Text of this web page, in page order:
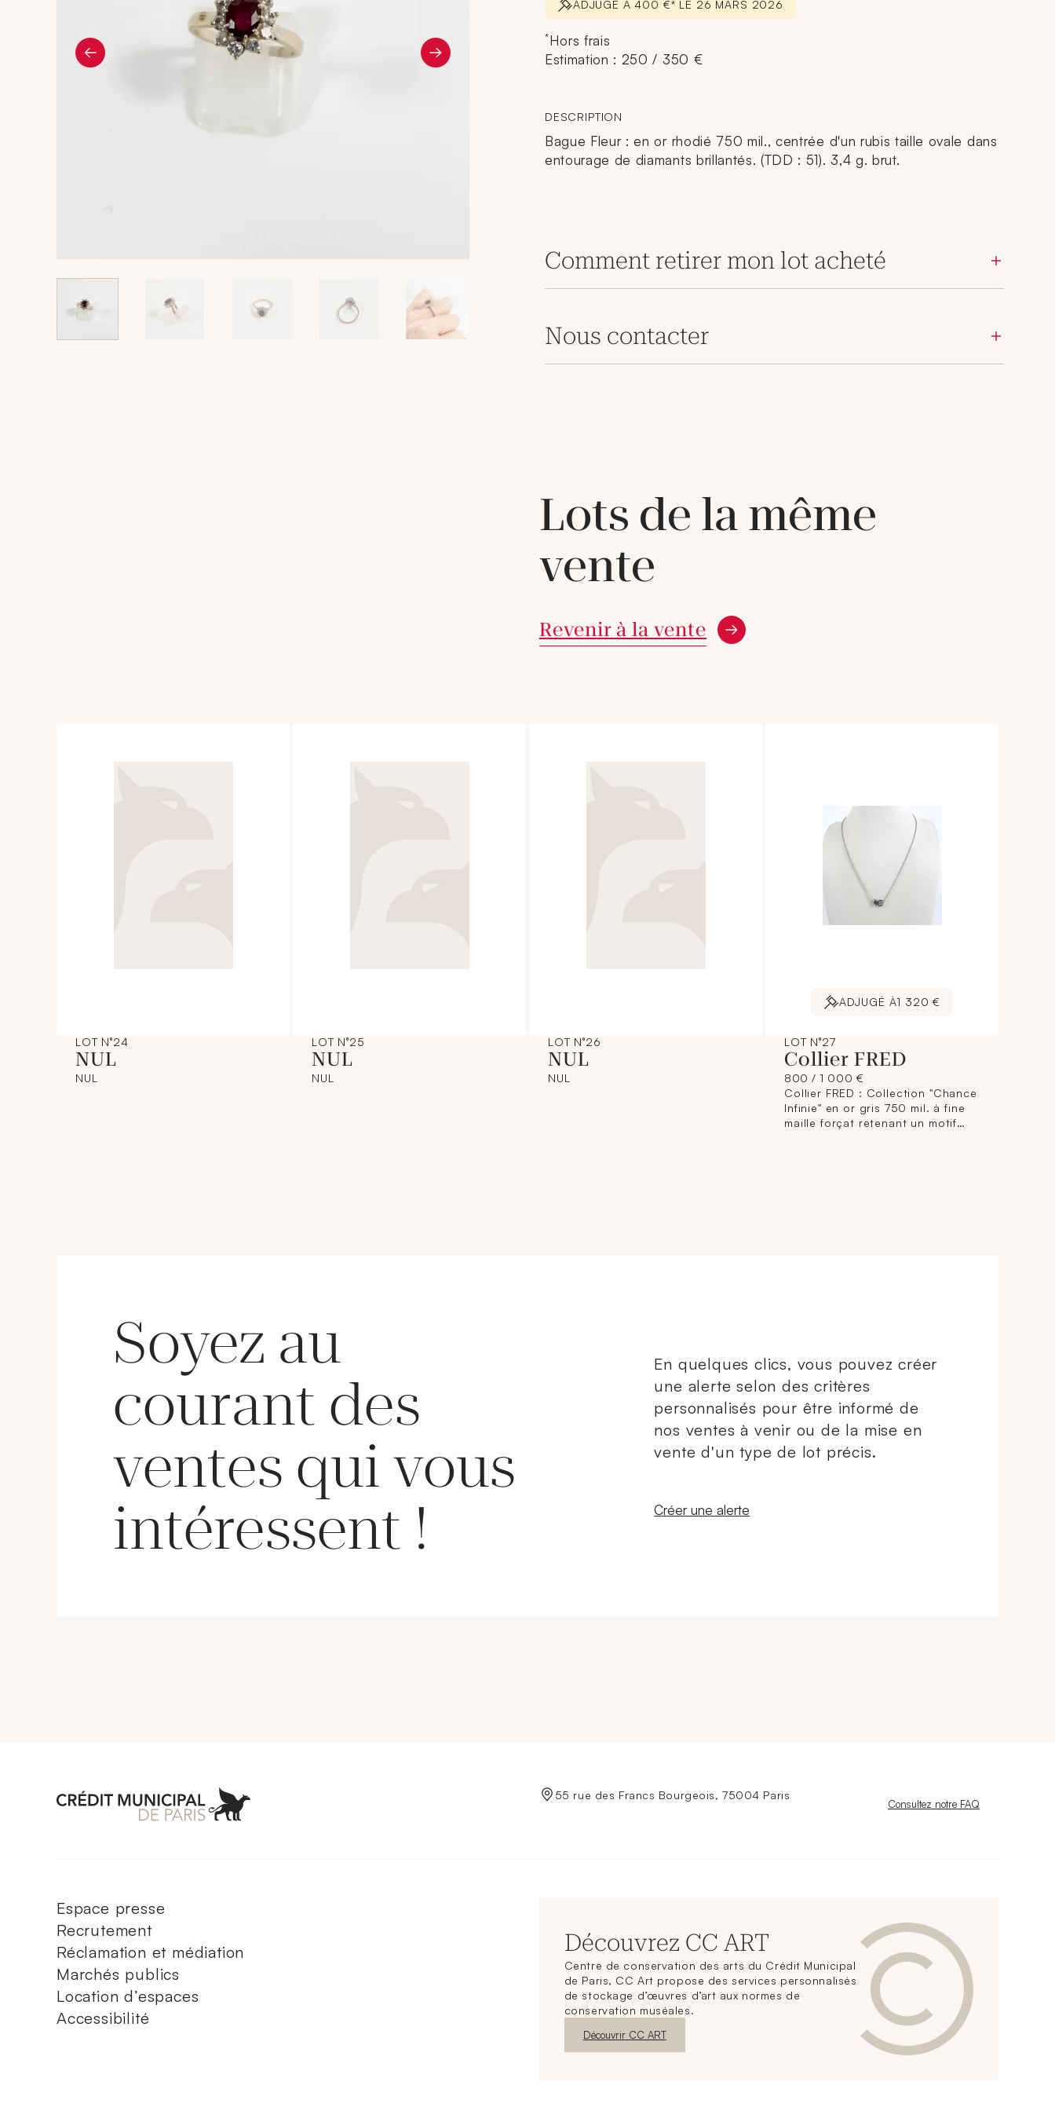
ADJUGÉ À 400 €* LE 26 MARS 2026
*Hors frais
Estimation : 250 / 350 €
DESCRIPTION
Bague Fleur : en or rhodié 750 mil., centrée d'un rubis taille ovale dans
entourage de diamants brillantés. (TDD : 51). 3,4 g. brut.
Comment retirer mon lot acheté
Nous contacter
Lots de la même
vente
Revenir à la vente
LOT N°24
NUL
NUL
LOT N°25
NUL
NUL
LOT N°26
NUL
NUL
ADJUGÉ À1 320 €
LOT N°27
Collier FRED
800 / 1 000 €
Collier FRED : Collection "Chance
Infinie" en or gris 750 mil. à fine
maille forçat retenant un motif
Soyez au
courant des
ventes qui vous
intéressent !
En quelques clics, vous pouvez créer
une alerte selon des critères
personnalisés pour être informé de
nos ventes à venir ou de la mise en
vente d'un type de lot précis.
Nouvelle fenêtre
Créer une alerte
Aller à l'accueil de Crédit Municipal de Paris 55 rue des Francs Bourgeois, 75004 Paris
Nouvelle fenêtre
Consultez notre FAQ
Espace presse
Recrutement
Réclamation et médiation
Marchés publics
Location d’espaces
Accessibilité
Découvrez CC ART
Centre de conservation des arts du Crédit Municipal
de Paris, CC Art propose des services personnalisés
de stockage d’œuvres d’art aux normes de
conservation muséales.
Nouvelle fenêtre
Découvrir CC ART